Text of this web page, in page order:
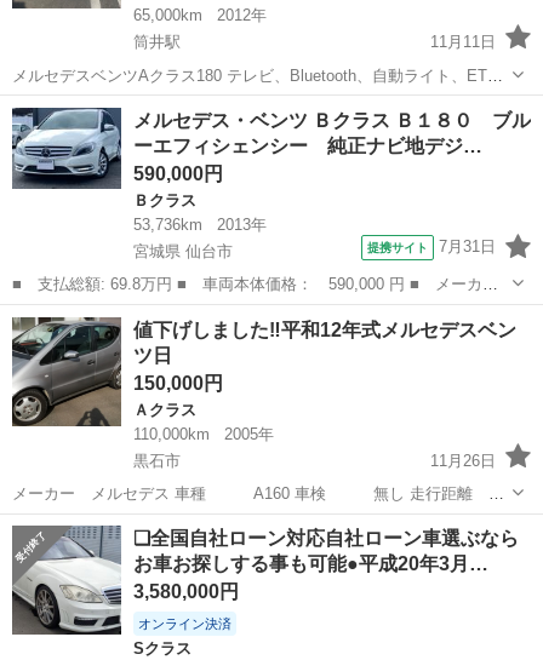
65,000km
2012年
筒井駅
11月11日
メルセデスベンツAクラス180 テレビ、Bluetooth、自動ライト、ETC
フォグランプ カーナビCD付き 電光ナンバー代金ー5万円 バッテリー
新品代金ー5万円 車両価格ー −10万円 合計20万円➕税 ...
青森 青森市 Aクラス
メルセデス・ベンツ Ｂクラス Ｂ１８０ ブル
ーエフィシェンシー 純正ナビ地デジ…
590,000円
Ｂクラス
53,736km
2013年
宮城県 仙台市
提携サイト 7月31日
■ 支払総額: 69.8万円 ■ 車両本体価格： 590,000 円 ■ メーカー
名： メルセデス・ベンツ ■ 車種名： Ｂクラス ■ グレード
名： Ｂ１８０ ブルーエフィシェンシー 純正ナビ地デジ＆Ｂカメ
ラ Ｂｌｕｅｔｏ...
宮城 仙台市 Ｂクラス
値下げしました‼️平和12年式メルセデスベン
ツ日
150,000円
Ａクラス
110,000km
2005年
黒石市
11月26日
メーカー メルセデス 車種 A160 車検 無し 走行距離 11
万キロ
青森 黒石市 Ａクラス メルセデスベンツ
❑全国自社ローン対応自社ローン車選ぶなら
お車お探しする事も可能●平成20年3月…
3,580,000円
オンライン決済
Sクラス